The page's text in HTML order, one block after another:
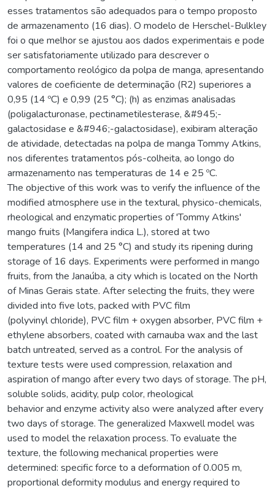
esses tratamentos são adequados para o tempo proposto
de armazenamento (16 dias). O modelo de Herschel-Bulkley
foi o que melhor se ajustou aos dados experimentais e pode
ser satisfatoriamente utilizado para descrever o
comportamento reológico da polpa de manga, apresentando
valores de coeficiente de determinação (R2) superiores a
0,95 (14 ºC) e 0,99 (25 °C); (h) as enzimas analisadas
(poligalacturonase, pectinametilesterase, &#945;-
galactosidase e &#946;-galactosidase), exibiram alteração
de atividade, detectadas na polpa de manga Tommy Atkins,
nos diferentes tratamentos pós-colheita, ao longo do
armazenamento nas temperaturas de 14 e 25 ºC.
The objective of this work was to verify the influence of the
modified atmosphere use in the textural, physico-chemicals,
rheological and enzymatic properties of 'Tommy Atkins'
mango fruits (Mangifera indica L.), stored at two
temperatures (14 and 25 °C) and study its ripening during
storage of 16 days. Experiments were performed in mango
fruits, from the Janaúba, a city which is located on the North
of Minas Gerais state. After selecting the fruits, they were
divided into five lots, packed with PVC film
(polyvinyl chloride), PVC film + oxygen absorber, PVC film +
ethylene absorbers, coated with carnauba wax and the last
batch untreated, served as a control. For the analysis of
texture tests were used compression, relaxation and
aspiration of mango after every two days of storage. The pH,
soluble solids, acidity, pulp color, rheological
behavior and enzyme activity also were analyzed after every
two days of storage. The generalized Maxwell model was
used to model the relaxation process. To evaluate the
texture, the following mechanical properties were
determined: specific force to a deformation of 0.005 m,
proportional deformity modulus and energy required to